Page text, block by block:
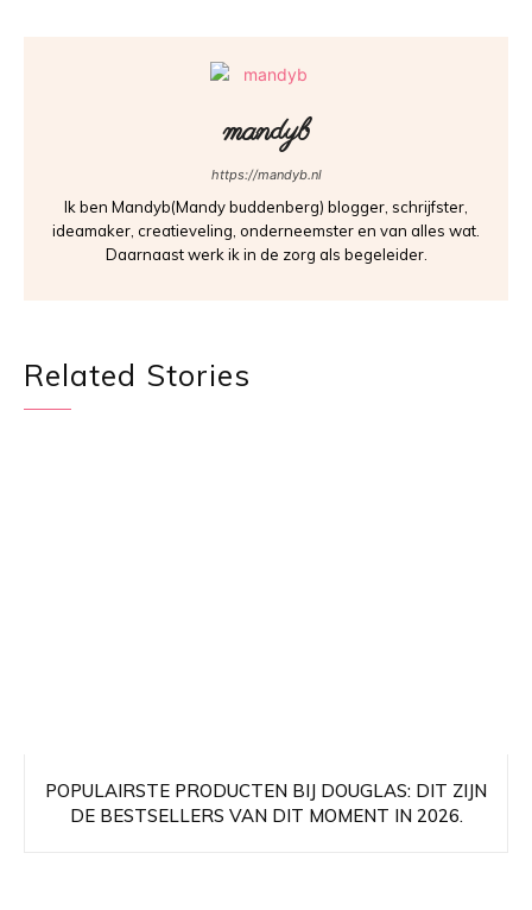
mandyb
https://mandyb.nl
Ik ben Mandyb(Mandy buddenberg) blogger, schrijfster,
ideamaker, creatieveling, onderneemster en van alles wat.
Daarnaast werk ik in de zorg als begeleider.
Related Stories
POPULAIRSTE PRODUCTEN BIJ DOUGLAS: DIT ZIJN
DE BESTSELLERS VAN DIT MOMENT IN 2026.